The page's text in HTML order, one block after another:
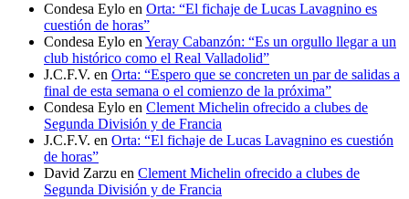
Condesa Eylo en Orta: “El fichaje de Lucas Lavagnino es
cuestión de horas”
Condesa Eylo en Yeray Cabanzón: “Es un orgullo llegar a un
club histórico como el Real Valladolid”
J.C.F.V. en Orta: “Espero que se concreten un par de salidas a
final de esta semana o el comienzo de la próxima”
Condesa Eylo en Clement Michelin ofrecido a clubes de
Segunda División y de Francia
J.C.F.V. en Orta: “El fichaje de Lucas Lavagnino es cuestión
de horas”
David Zarzu en Clement Michelin ofrecido a clubes de
Segunda División y de Francia